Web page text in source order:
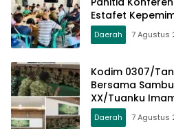
Estafet
Daerah 7 Agustus
Kodim 0307/
Bersama
XX/Tuanku
Daerah 7 Agustus